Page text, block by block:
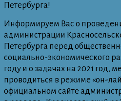
Петербурга!
Информируем Вас о
администрации
Петербурга перед
социально-экономического
году и о задачах на 2021 год,
проводиться в режиме «он-
официальном сайте